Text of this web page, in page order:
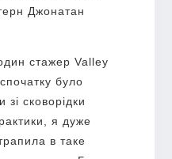
Джонатан
стажер Valley
було
сковорідки
я дуже
в таке